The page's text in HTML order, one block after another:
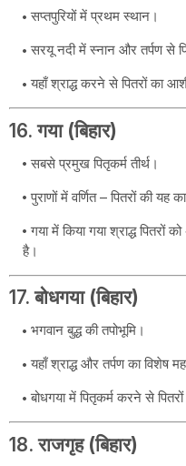
सप्तपुरियों में प्रथम स्थान।
सरयू नदी में स्नान और तर्पण से
यहाँ श्राद्ध करने से पितरों का
16.गया (बिहार)
सबसे प्रमुख पितृकर्म तीर्थ।
पुराणों में वर्णित – पितरों की यह
गया में किया गया श्राद्ध पितरों
है।
17.बोधगया (बिहार)
भगवान बुद्ध की तपोभूमि।
यहाँ श्राद्ध और तर्पण का विशेष
बोधगया में पितृकर्म करने से
18.राजगृह (बिहार)